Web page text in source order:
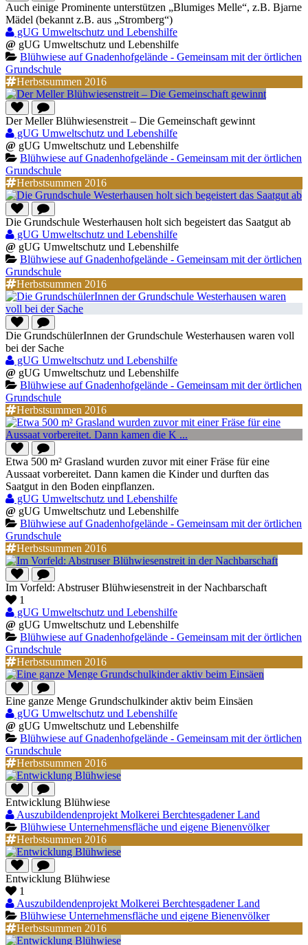
Auch einige Prominente unterstützen „Blumiges Melle“, z.B. Bjarne
Mädel (bekannt z.B. aus „Stromberg“)
gUG Umweltschutz und Lebenshilfe
@ gUG Umweltschutz und Lebenshilfe
Blühwiese auf Gnadenhofgelände - Gemeinsam mit der örtlichen
Grundschule
Herbstsummen 2016
Der Meller Blühwiesenstreit – Die Gemeinschaft gewinnt
gUG Umweltschutz und Lebenshilfe
@ gUG Umweltschutz und Lebenshilfe
Blühwiese auf Gnadenhofgelände - Gemeinsam mit der örtlichen
Grundschule
Herbstsummen 2016
Die Grundschule Westerhausen holt sich begeistert das Saatgut ab
gUG Umweltschutz und Lebenshilfe
@ gUG Umweltschutz und Lebenshilfe
Blühwiese auf Gnadenhofgelände - Gemeinsam mit der örtlichen
Grundschule
Herbstsummen 2016
Die GrundschülerInnen der Grundschule Westerhausen waren voll
bei der Sache
gUG Umweltschutz und Lebenshilfe
@ gUG Umweltschutz und Lebenshilfe
Blühwiese auf Gnadenhofgelände - Gemeinsam mit der örtlichen
Grundschule
Herbstsummen 2016
Etwa 500 m² Grasland wurden zuvor mit einer Fräse für eine
Aussaat vorbereitet. Dann kamen die Kinder und durften das
Saatgut in den Boden einpflanzen.
gUG Umweltschutz und Lebenshilfe
@ gUG Umweltschutz und Lebenshilfe
Blühwiese auf Gnadenhofgelände - Gemeinsam mit der örtlichen
Grundschule
Herbstsummen 2016
Im Vorfeld: Abstruser Blühwiesenstreit in der Nachbarschaft
1
gUG Umweltschutz und Lebenshilfe
@ gUG Umweltschutz und Lebenshilfe
Blühwiese auf Gnadenhofgelände - Gemeinsam mit der örtlichen
Grundschule
Herbstsummen 2016
Eine ganze Menge Grundschulkinder aktiv beim Einsäen
gUG Umweltschutz und Lebenshilfe
@ gUG Umweltschutz und Lebenshilfe
Blühwiese auf Gnadenhofgelände - Gemeinsam mit der örtlichen
Grundschule
Herbstsummen 2016
Entwicklung Blühwiese
Auszubildendenprojekt Molkerei Berchtesgadener Land
Blühwiese Unternehmensfläche und eigene Bienenvölker
Herbstsummen 2016
Entwicklung Blühwiese
1
Auszubildendenprojekt Molkerei Berchtesgadener Land
Blühwiese Unternehmensfläche und eigene Bienenvölker
Herbstsummen 2016